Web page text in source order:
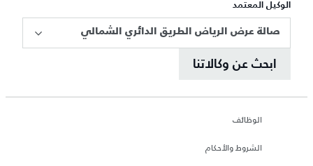
الوكيل المعتمد
صالة عرض الرياض الطريق الدائري الشمالي
ابحث عن وكالاتنا
الوظائف
الشروط والأحكام